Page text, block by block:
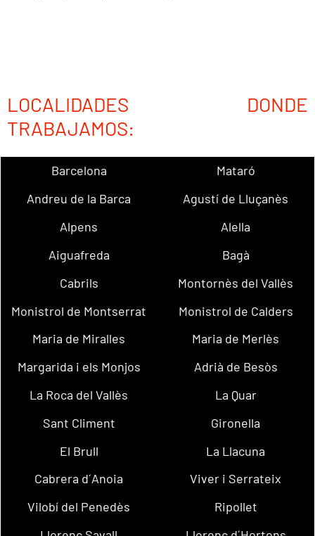
LOCALIDADES DONDE
TRABAJAMOS:
Barcelona
Mataró
Andreu de la Barca
Agustí de Lluçanès
Alpens
Alella
Aiguafreda
Bagà
Cabrils
Montornès del Vallès
Monistrol de Montserrat
Monistrol de Calders
Maria de Miralles
Maria de Merlès
Margarida i els Monjos
Adrià de Besòs
La Roca del Vallès
La Quar
Sant Climent
Gironella
El Brull
La Llacuna
Cabrera d´Anoia
Viver i Serrateix
Vilobí del Penedès
Ripollet